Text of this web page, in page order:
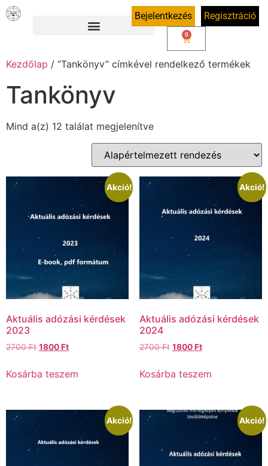
Bejelentkezés Regisztráció
0
Kezdőlap / “Tankönyv” címkével rendelkező termékek
Tankönyv
Mind a(z) 12 találat megjelenítve
Akció!
Aktuális adózási kérdések
2023
2700Ft 1800Ft
Kosárba teszem
Akció!
Aktuális adózási kérdések
2024
2700Ft 1800Ft
Kosárba teszem
Akció! Akció!